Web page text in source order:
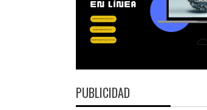
PUBLICIDAD